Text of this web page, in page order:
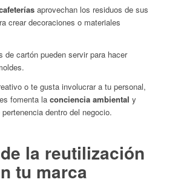
aprovechan los residuos de sus
crear decoraciones o materiales
de cartón pueden servir para hacer
o te gusta involucrar a tu personal,
fomenta la conciencia ambiental y
dentro del negocio.
la reutilización
tu marca